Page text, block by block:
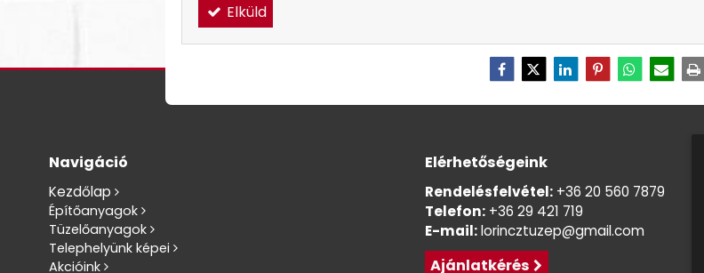
Elküld
Navigáció
Kezdőlap
Építőanyagok
Tüzelőanyagok
Telephelyünk képei
Akcióink
Elérhetőségeink
Rendelésfelvétel: +36 20 560 7879
Telefon: +36 29 421 719
E-mail: lorincztuzep@gmail.com
Ajánlatkérés